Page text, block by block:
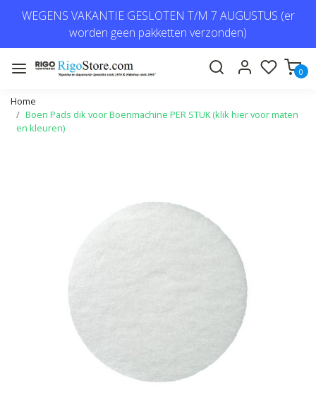
WEGENS VAKANTIE GESLOTEN T/M 7 AUGUSTUS (er
worden geen pakketten verzonden)
0
Home
Boen Pads dik voor Boenmachine PER STUK (klik hier voor maten
en kleuren)